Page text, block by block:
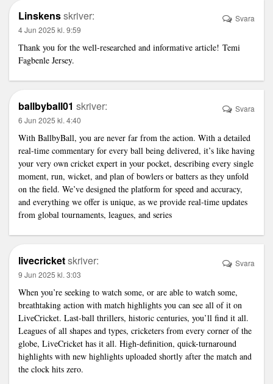
Linskensskriver:
4 Jun 2025 kl. 9:59
Thank you for the well-researched and informative article! Temi
Fagbenle Jersey.
Svara
ballbyball01 skriver:
6 Jun 2025 kl. 4:40
With BallbyBall, you are never far from the action. With a detailed
real-time commentary for every ball being delivered, it’s like having
your very own cricket expert in your pocket, describing every single
moment, run, wicket, and plan of bowlers or batters as they unfold
on the field. We’ve designed the platform for speed and accuracy,
and everything we offer is unique, as we provide real-time updates
from global tournaments, leagues, and series
Svara
livecricketskriver:
9 Jun 2025 kl. 3:03
When you’re seeking to watch some, or are able to watch some,
breathtaking action with match highlights you can see all of it on
LiveCricket. Last-ball thrillers, historic centuries, you’ll find it all.
Leagues of all shapes and types, cricketers from every corner of the
globe, LiveCricket has it all. High-definition, quick-turnaround
highlights with new highlights uploaded shortly after the match and
the clock hits zero.
Svara